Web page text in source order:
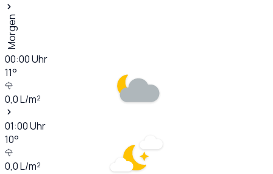
Morgen
00:00Uhr
11°
0,0L/m²
01:00Uhr
10°
0,0L/m²